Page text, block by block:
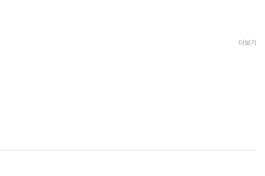
더보기